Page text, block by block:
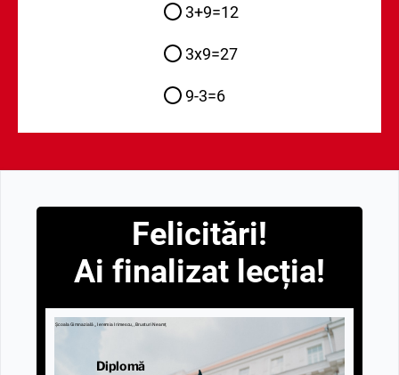
3+9=12
3x9=27
9-3=6
Felicitări!
Ai finalizat lecția!
Diplomă
Școala Gimnazială ,, Ieremia Irimescu,, Brusturi Neamț